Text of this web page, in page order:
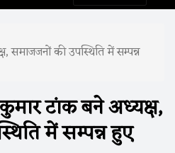
समाजजनों की उपस्थिति में सम्पन्न
टांक बने अध्यक्ष,
में सम्पन्न हुए